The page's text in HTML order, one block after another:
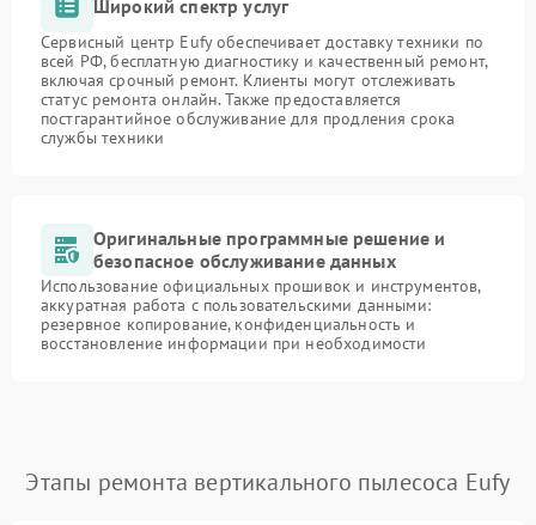
Широкий спектр услуг
Сервисный центр Eufy обеспечивает доставку техники по
всей РФ, бесплатную диагностику и качественный ремонт,
включая срочный ремонт. Клиенты могут отслеживать
статус ремонта онлайн. Также предоставляется
постгарантийное обслуживание для продления срока
службы техники
Оригинальные программные решение и
безопасное обслуживание данных
Использование официальных прошивок и инструментов,
аккуратная работа с пользовательскими данными:
резервное копирование, конфиденциальность и
восстановление информации при необходимости
Этапы ремонта вертикального пылесоса Eufy